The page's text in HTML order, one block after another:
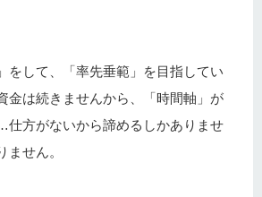
をして、「率先垂範」を目指してい
金は続きませんから、「時間軸」が
仕方がないから諦めるしかありませ
ません。